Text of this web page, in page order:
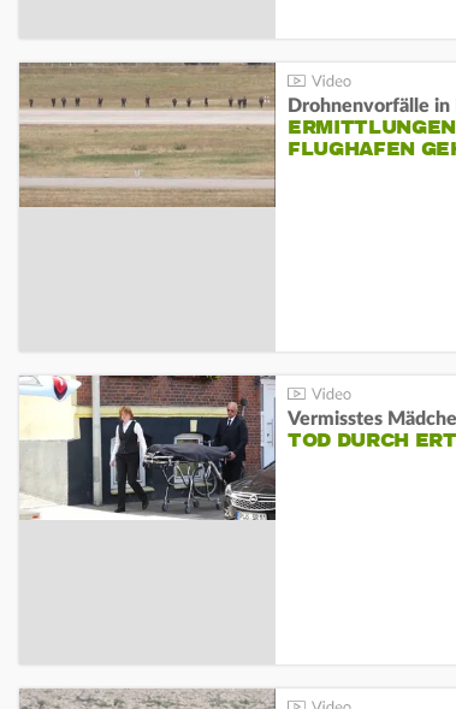
Drohnenvorfälle in
FLUGHAFEN
Vermisstes
TOD DURCH